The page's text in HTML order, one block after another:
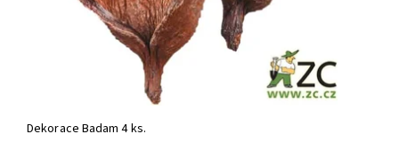
Dekorace Badam 4 ks.